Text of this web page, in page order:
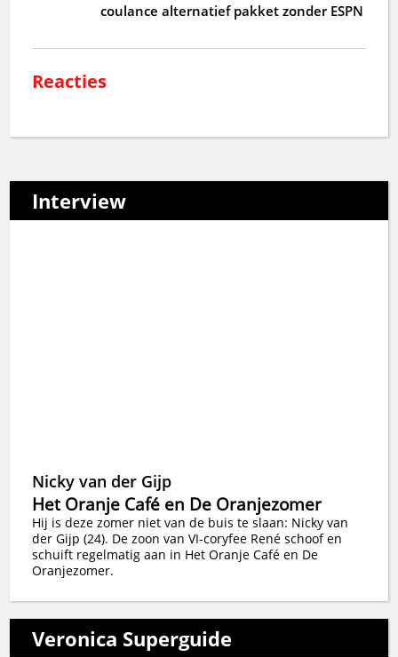
coulance alternatief pakket zonder ESPN
Reacties
Interview
Nicky van der Gijp
Het Oranje Café en De Oranjezomer
Hij is deze zomer niet van de buis te slaan: Nicky van
der Gijp (24). De zoon van VI-coryfee René schoof en
schuift regelmatig aan in Het Oranje Café en De
Oranjezomer.
Veronica Superguide